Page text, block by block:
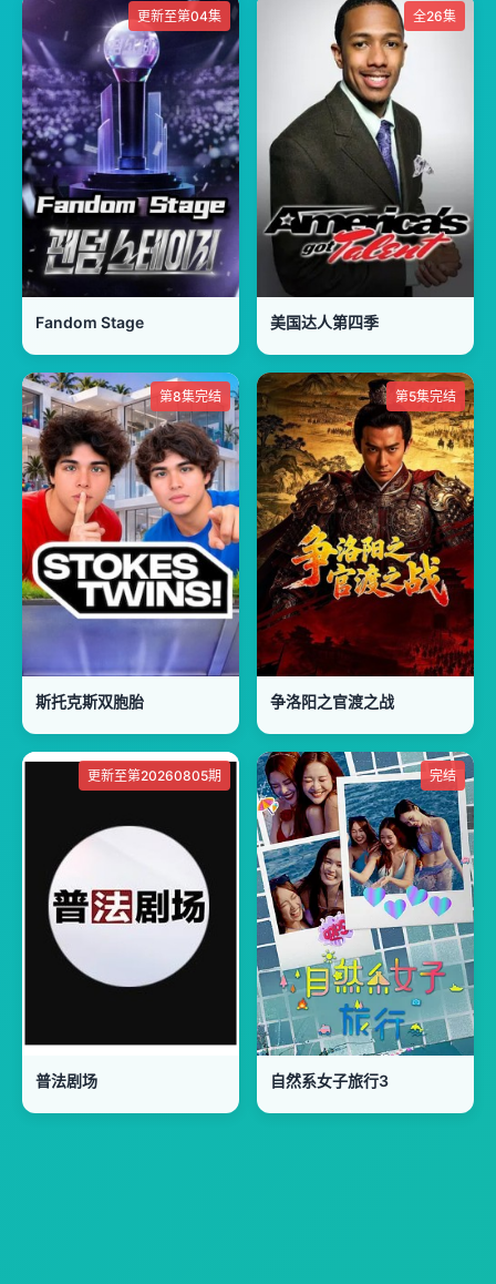
更新至第04集
Fandom Stage
全26集
美国达人第四季
第8集完结
斯托克斯双胞胎
第5集完结
争洛阳之官渡之战
更新至第20260805期
普法剧场
完结
自然系女子旅行3